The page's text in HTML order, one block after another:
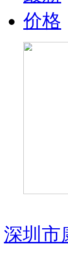
价格
深圳市